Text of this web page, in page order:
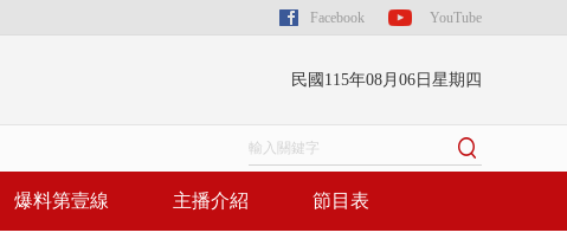
Facebook YouTube
民國115年08月06日星期四
爆料第壹線 主播介紹 節目表